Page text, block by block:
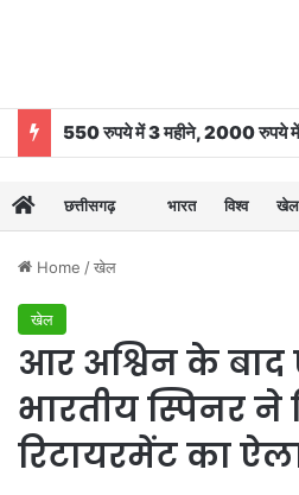
छत्तीसगढ़ भारत विश्व खेल
Home /खेल
खेल
आर अश्विन के
भारतीय स्पिनर ने
रिटायरमेंट का